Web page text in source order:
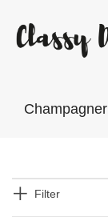
Champagner
Filter